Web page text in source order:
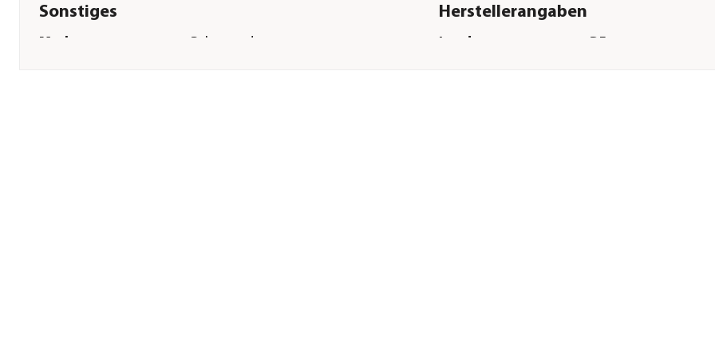
Sonstiges
Marke Relaxound
Herstellerangaben
Land
DE